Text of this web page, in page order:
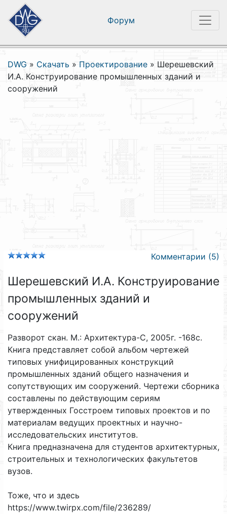
Форум
DWG » Скачать » Проектирование » Шерешевский
И.А. Конструирование промышленных зданий и
сооружений
Комментарии (5)
Шерешевский И.А. Конструирование
промышленных зданий и
сооружений
Разворот скан. М.: Архитектура-С, 2005г. -168с.
Книга представляет собой альбом чертежей
типовых унифицированных конструкций
промышленных зданий общего назначения и
сопутствующих им сооружений. Чертежи сборника
составлены по действующим сериям
утвержденных Госстроем типовых проектов и по
материалам ведущих проектных и научно-
исследовательских институтов.
Книга предназначена для студентов архитектурных,
строительных и технологических факультетов
вузов.
Тоже, что и здесь
https://www.twirpx.com/file/236289/